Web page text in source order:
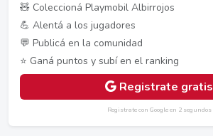
🧸 Coleccioná Playmobil Albirrojos
💪 Alentá a los jugadores
💬 Publicá en la comunidad
⭐ Ganá puntos y subí en el ranking
Registrate gratis
Registrate con Google en 2 segundos